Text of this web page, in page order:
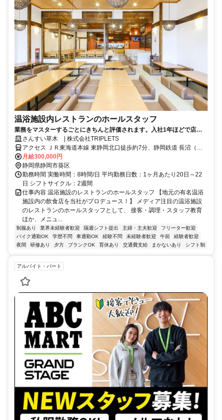
温浴施設内レストランのホールスタッフ
業務をマスターするごとにきちんと評価されます。入社1年ほどで店長
へステップアップも可能です！
さんすい草木 | 株式会社TRIPLETS
アクセス ＪＲ東海道本線 東静岡北口徒歩約7分、静岡鉄道 長沼（静
岡県）徒歩約8分、静岡鉄道 柚木（静岡鉄道）徒歩約9分
月給300,000円
静岡県静岡市葵区
勤務時間 実働時間：8時間/日 平均勤務日数：1ヶ月あたり20日～22
日 シフトサイクル：2週間
仕事内容 温浴施設のレストランのホールスタッフ 【地元の有名温浴
施設内の飲食店を当社がプロデュース！】 メディア注目の温浴施設
のレストランのホールスタッフとして、 接客・調理・スタッフ教育
ほか、メニュ...
制服あり 業界未経験者歓迎 隔週シフト提出 主婦・主夫歓迎
フリーター歓迎
バイク通勤OK
学歴不問 車通勤OK 経験不問 未経験者歓迎 午前
経験者歓迎
夜間
研修あり 夕方 ブランクOK 育休あり 交通費支給 まかないあり シフト制
アルバイト・パート